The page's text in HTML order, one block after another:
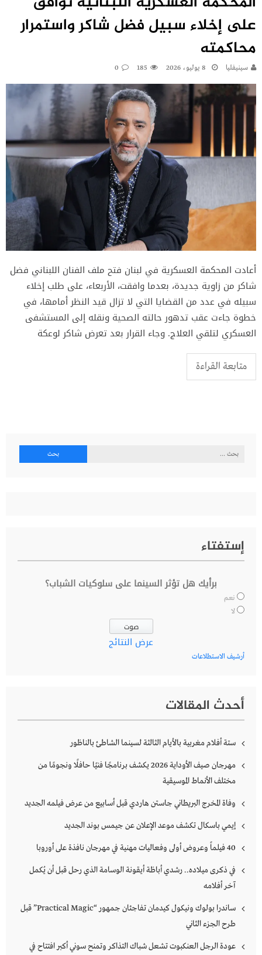
على إخلاء سبيل فضل شاكر واستمرار
محاكمته
سينيفليا 8 يوليو، 2026 185
0
أعادت المحكمة العسكرية في لبنان فتح ملف الفنان اللبناني فضل
شاكر من زاوية جديدة، بعدما وافقت، الأربعاء، على طلب إخلاء
سبيله في عدد من القضايا التي لا تزال قيد النظر أمامها، في
خطوة جاءت عقب تدهور حالته الصحية ونقله إلى المستشفى
العسكري لتلقي العلاج. وجاء القرار بعد تعرض شاكر لوعكة
متابعة القراءة
البحث
إستفتاء
برأيك هل تؤثر السينما على سلوكيات الشباب؟
نعم
لا
عرض النتائج
أرشيف الاستطلاعات
أحدث المقالات
ستة أفلام مغربية بالأيام الثالثة لسينما الشاطئ بالناظور
مهرجان صيف الأوداية 2026 يكشف برنامجًا فنيًا حافلًا ونجومًا من
مختلف الأنماط الموسيقية
وفاة المخرج البريطاني جاستن هاردي قبل أسابيع من عرض فيلمه الجديد
إيمي باسكال تكشف موعد الإعلان عن جيمس بوند الجديد
40 فيلماً وعروض أولى وفعاليات مهنية في مهرجان نافذة على أوروبا
في ذكرى ميلاده.. رشدي أباظة أيقونة الوسامة الذي رحل قبل أن يُكمل
آخر أفلامه
ساندرا بولوك ونيكول كيدمان تفاجئان جمهور “Practical Magic” قبل
طرح الجزء الثاني
عودة الرجل العنكبوت تشعل شباك التذاكر وتمنح سوني أكبر افتتاح في